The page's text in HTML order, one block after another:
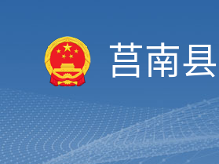
莒南
建议提案公开
重点领域信息
行政执法公示